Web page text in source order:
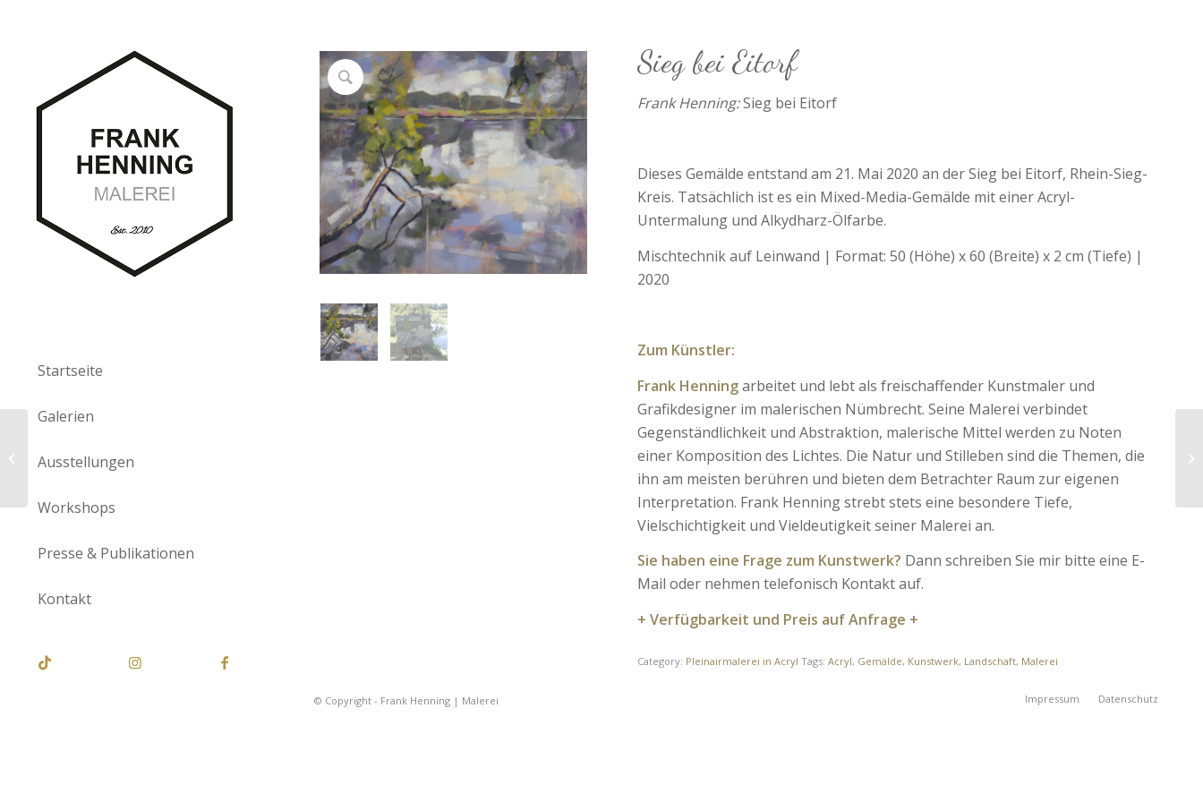
Startseite
Galerien
Ausstellungen
Workshops
Presse & Publikationen
Kontakt
Sieg bei Eitorf
Frank Henning:Sieg bei Eitorf
Dieses Gemälde entstand am 21. Mai 2020 an der Sieg bei Eitorf, Rhein-Sieg-
Kreis. Tatsächlich ist es ein Mixed-Media-Gemälde mit einer Acryl-
Untermalung und Alkydharz-Ölfarbe.
Mischtechnik auf Leinwand | Format: 50 (Höhe) x 60 (Breite) x 2 cm (Tiefe) |
2020
Zum Künstler:
Frank Henningarbeitet und lebt als freischaffender Kunstmaler und
Grafikdesigner im malerischen Nümbrecht. Seine Malerei verbindet
Gegenständlichkeit und Abstraktion, malerische Mittel werden zu Noten
einer Komposition des Lichtes. Die Natur und Stilleben sind die Themen, die
ihn am meisten berühren und bieten dem Betrachter Raum zur eigenen
Interpretation. Frank Henning strebt stets eine besondere Tiefe,
Vielschichtigkeit und Vieldeutigkeit seiner Malerei an.
Sie haben eine Frage zum Kunstwerk? Dann schreiben Sie mir bitte eine E-
Mail oder nehmen telefonisch Kontakt auf.
+ Verfügbarkeit und Preis auf Anfrage +
Category: Pleinairmalerei in Acryl Tags:Acryl, Gemälde, Kunstwerk, Landschaft, Malerei
© Copyright - Frank Henning | Malerei Impressum Datenschutz
Mai in Dattenfeld